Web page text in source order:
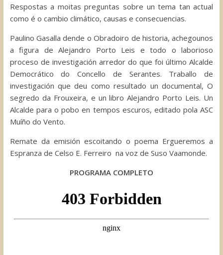
Respostas a moitas preguntas sobre un tema tan actual
como é o cambio climático, causas e consecuencias.
Paulino Gasalla dende o Obradoiro de historia, achegounos
a figura de Alejandro Porto Leis e todo o laborioso
proceso de investigación arredor do que foi último Alcalde
Democrático do Concello de Serantes. Traballo de
investigación que deu como resultado un documental, O
segredo da Frouxeira, e un libro Alejandro Porto Leis. Un
Alcalde para o pobo en tempos escuros, editado pola ASC
Muíño do Vento.
Remate da emisión escoitando o poema Ergueremos a
Espranza de Celso E. Ferreiro na voz de Suso Vaamonde.
PROGRAMA COMPLETO